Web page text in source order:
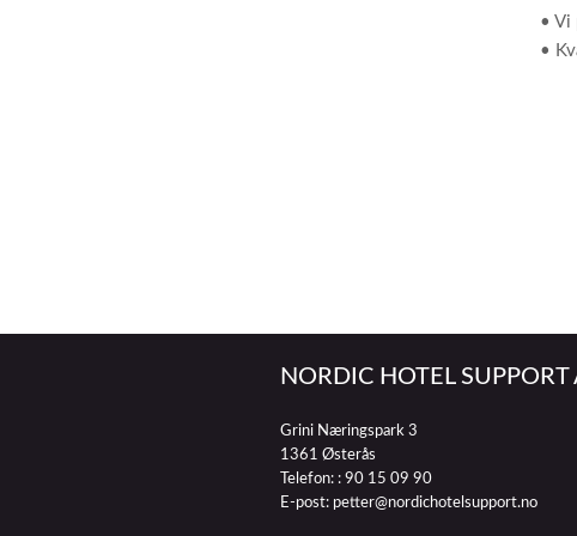
• Vi
•
NORDIC HOTEL SUPPORT
Grini Næringspark 3
1361 Østerås
Telefon: : 90 15 09 90
E-post: petter@nordichotelsupport.no